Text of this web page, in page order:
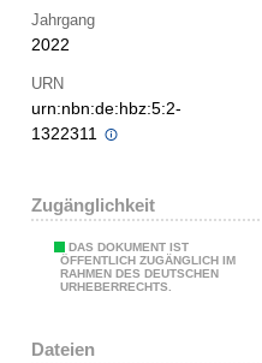
Jahrgang
2022
URN
urn:nbn:de:hbz:5:2-
1322311
Zugänglichkeit
DAS DOKUMENT IST
ÖFFENTLICH ZUGÄNGLICH IM
RAHMEN DES DEUTSCHEN
URHEBERRECHTS.
Dateien